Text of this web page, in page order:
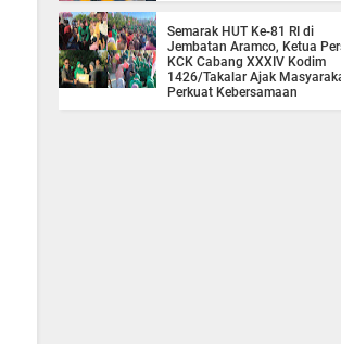
Semarak HUT Ke-81 RI di
Jembatan Aramco, Ketua
KCK Cabang XXXIV Kodim
1426/Takalar Ajak
Perkuat Kebersamaan